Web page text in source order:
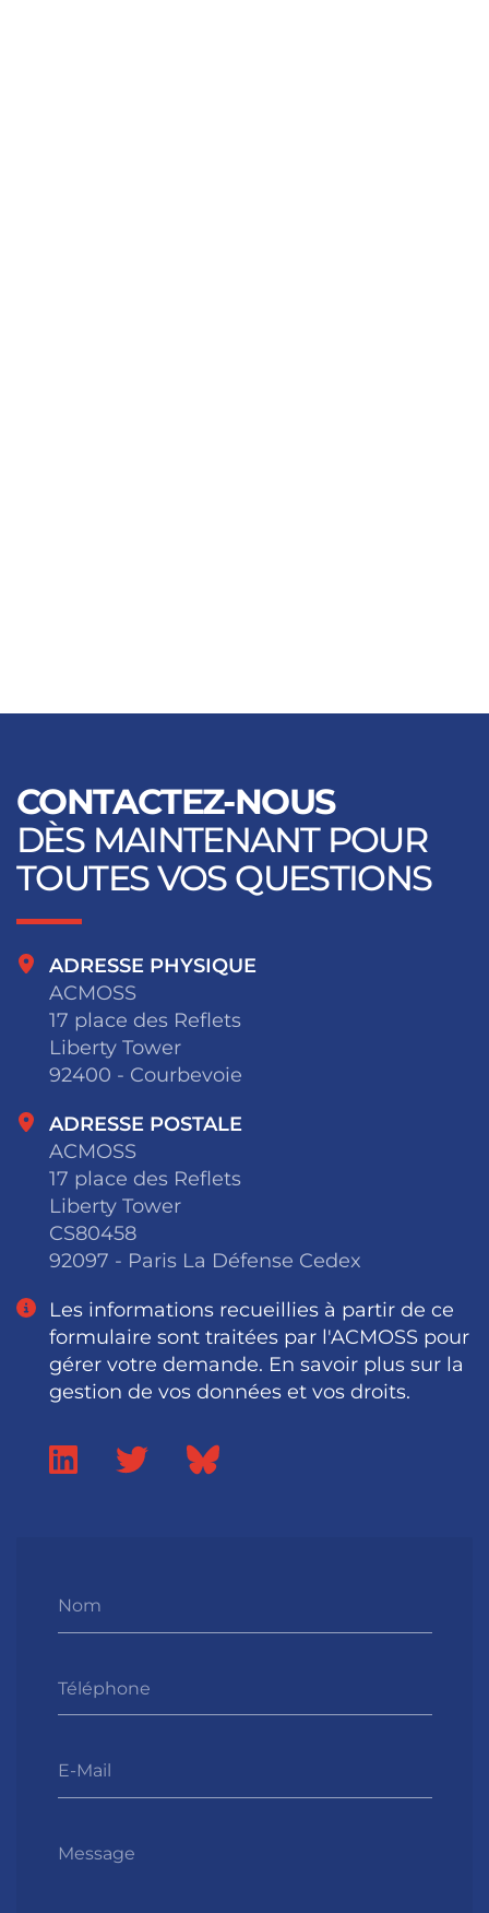
CONTACTEZ-NOUS
DÈS MAINTENANT POUR
TOUTES VOS QUESTIONS
Nom
Téléphone
E-Mail
Message
ADRESSE PHYSIQUE
ACMOSS
17 place des Reflets
Liberty Tower
92400 - Courbevoie
ADRESSE POSTALE
ACMOSS
17 place des Reflets
Liberty Tower
CS80458
92097 - Paris La Défense Cedex
Les informations recueillies à partir de ce
formulaire sont traitées par l'ACMOSS pour
gérer votre demande. En savoir plus sur la
gestion de vos données et vos droits.